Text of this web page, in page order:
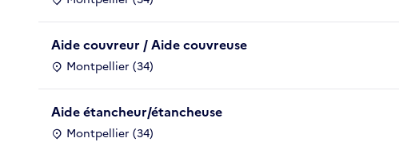
Aide couvreur / Aide couvreuse
Montpellier (34)
Aide étancheur/étancheuse
Montpellier (34)